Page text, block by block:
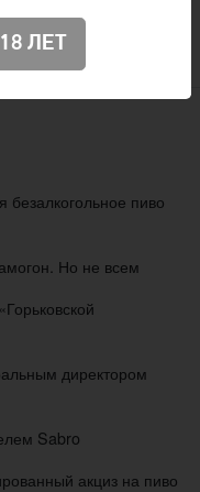
безалкогольное пиво
Но не всем
директором
Sabro
акциз на пиво
ЛЕТ